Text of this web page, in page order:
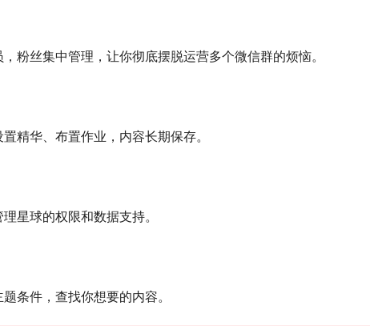
粉丝集中管理，让你彻底摆脱运营多个微信群的烦恼。
精华、布置作业，内容长期保存。
星球的权限和数据支持。
条件，查找你想要的内容。